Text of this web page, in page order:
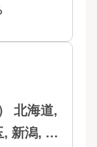
,
新潟, 愛